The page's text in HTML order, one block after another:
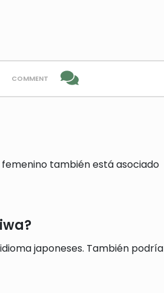
comment
también está asociado
japoneses. También podría